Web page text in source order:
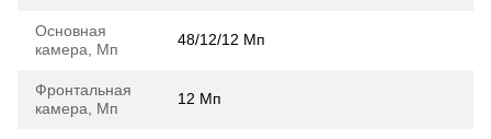
Основная
камера, Мп
48/12/12 Mп
Фронтальная
камера, Мп
12 Мп